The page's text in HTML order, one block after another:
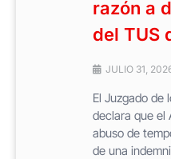
razón a
del TUS
JULIO 31,
El Juzgado de
declara que el
abuso de
de una